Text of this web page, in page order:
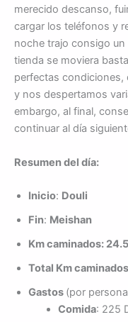
merecido descanso,
cargar los teléfonos y
noche trajo consigo
tienda se moviera
perfectas condiciones,
y nos despertamos
embargo, al final,
continuar al día
Resumen del día:
Inicio: Douli
Fin: Meishan
Km caminados:
Total Km
Gastos (por
Comida: 225